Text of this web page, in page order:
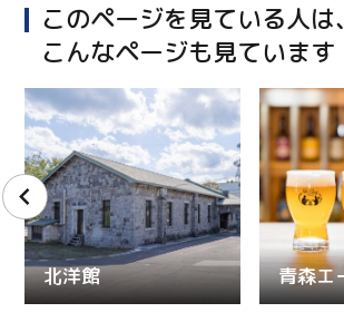
このページを見ている人は、
こんなページも見ています
北洋館